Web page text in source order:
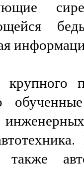
крупного